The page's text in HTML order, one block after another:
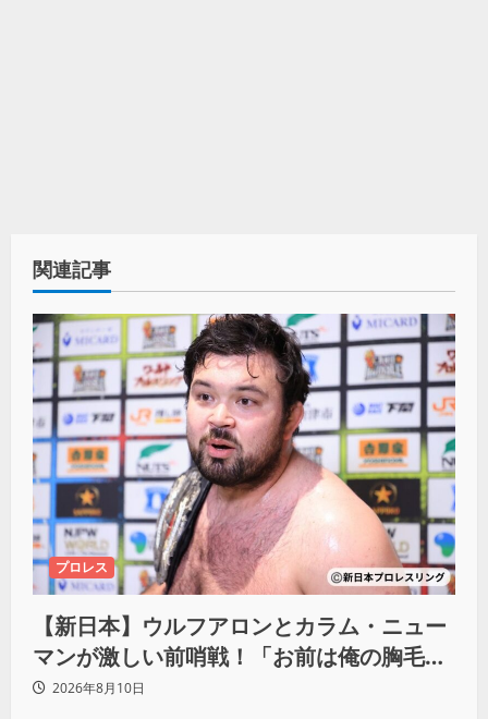
関連記事
プロレス
【新日本】ウルフアロンとカラム・ニュー
マンが激しい前哨戦！「お前は俺の胸毛に
カラム(絡む)小バエと一緒だ」
2026年8月10日